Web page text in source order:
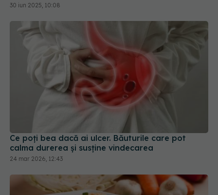
30 iun 2025, 10:08
Ce poți bea dacă ai ulcer. Băuturile care pot
calma durerea și susține vindecarea
24 mar 2026, 12:43